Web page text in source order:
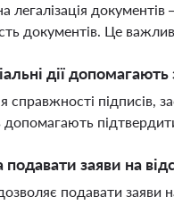
легалізація
документів. Це
дії
справжності підписів,
допомагають
заяви на
подавати